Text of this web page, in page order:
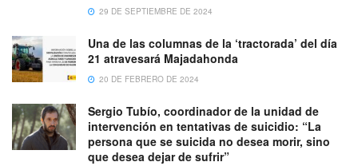
29 DE SEPTIEMBRE DE 2024
Una de las columnas de la ‘tractorada’ del día
21 atravesará Majadahonda
20 DE FEBRERO DE 2024
Sergio Tubío, coordinador de la unidad de
intervención en tentativas de suicidio: “La
persona que se suicida no desea morir, sino
que desea dejar de sufrir”